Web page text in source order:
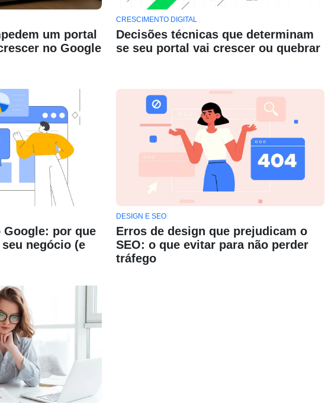
um portal
no Google
CRESCIMENTO DIGITAL
Decisões técnicas que determinam
se seu portal vai crescer ou quebrar
Google: por que
negócio (e
DESIGN E SEO
Erros de design que prejudicam o
SEO: o que evitar para não perder
tráfego